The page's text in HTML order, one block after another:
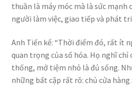
thuần là máy móc mà là sức mạnh
người làm việc, giao tiếp và phát
Anh Tiến kể: “Thời điểm đó, rất ít
quan trọng của số hóa. Họ nghĩ chỉ
thống, mở tiệm nhỏ là đủ sống.
những bất cập rất rõ: chủ cửa